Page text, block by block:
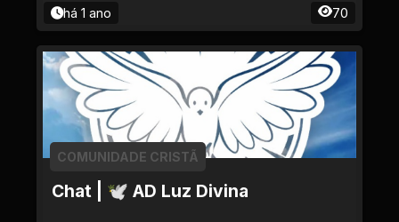
há 1 ano 70
Chat | 🕊 AD Luz Divina
COMUNIDADE CRISTÃ